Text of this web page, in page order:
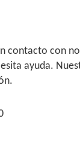
contacto con
ayuda.